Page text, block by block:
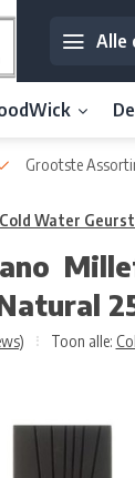
Alle
Grootste
Water
Toon alle: